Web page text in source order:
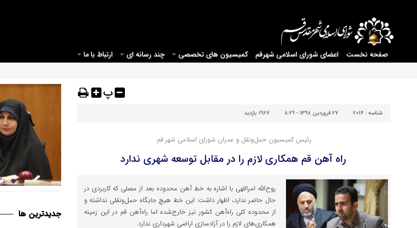
صفحه نخست اعضای شورای اسلامی شهرقم کمیسیون های تخصصی چند رسانه ای ارتباط با ما
پ
شناسه : 2014 27 فروردین 1398 - 8:29 1967 بازدید
رئیس کمیسیون حمل‌ونقل و عمران شورای اسلامی شهر قم:
راه آهن قم همکاری لازم را در مقابل توسعه شهری ندارد
روح‌الله امراللهی با اشاره به خط آهن محدوده بعد از مصلی که کاربردی در
حال حاضر ندارد، اظهار داشت: این خط هیچ جایگاه حمل‌ونقلی نداشته و
از محدوده کلی راه‌آهن کشور نیز خارج‌شده اما راه‌آهن قم در این زمینه
همکاری‌های لازم را در آزادسازی اراضی شهرداری ندارد.
جديدترين ها